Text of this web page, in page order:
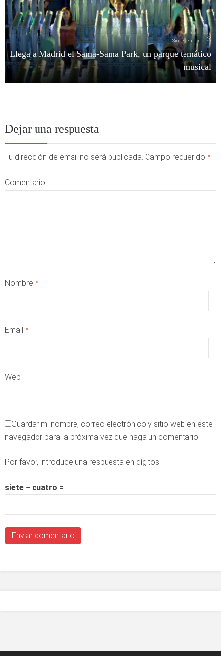
Siguiente artículo
Llega a Madrid el Sama-Sama Park, un parque temático
musical
Dejar una respuesta
Tu dirección de email no será publicada. Campo requerido *
Comentario
Nombre *
Email *
Web
Guardar mi nombre, correo electrónico y sitio web en este
navegador para la próxima vez que haga un comentario.
Por favor, introduce una respuesta en dígitos:
siete − cuatro =